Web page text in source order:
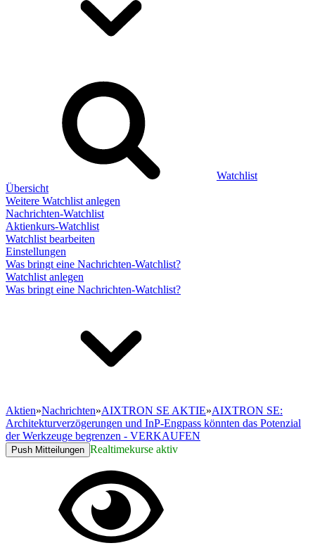
Watchlist
Übersicht
Weitere Watchlist anlegen
Nachrichten-Watchlist
Aktienkurs-Watchlist
Watchlist bearbeiten
Einstellungen
Was bringt eine Nachrichten-Watchlist?
Watchlist anlegen
Was bringt eine Nachrichten-Watchlist?
Aktien»Nachrichten»AIXTRON SE AKTIE»AIXTRON SE:
Architekturverzögerungen und InP-Engpass könnten das Potenzial
der Werkzeuge begrenzen - VERKAUFEN
Push Mitteilungen Realtimekurse aktiv